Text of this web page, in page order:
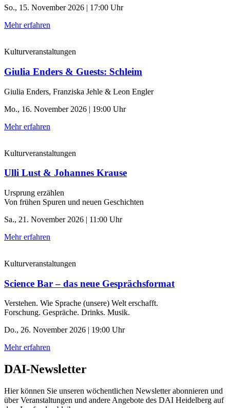
So., 15. November 2026 | 17:00 Uhr
Mehr erfahren
Kulturveranstaltungen
Giulia Enders & Guests: Schleim
Giulia Enders, Franziska Jehle & Leon Engler
Mo., 16. November 2026 | 19:00 Uhr
Mehr erfahren
Kulturveranstaltungen
Ulli Lust & Johannes Krause
Ursprung erzählen
Von frühen Spuren und neuen Geschichten
Sa., 21. November 2026 | 11:00 Uhr
Mehr erfahren
Kulturveranstaltungen
Science Bar – das neue Gesprächsformat
Verstehen. Wie Sprache (unsere) Welt erschafft.
Forschung. Gespräche. Drinks. Musik.
Do., 26. November 2026 | 19:00 Uhr
Mehr erfahren
DAI-Newsletter
Hier können Sie unseren wöchentlichen Newsletter abonnieren und
über Veranstaltungen und andere Angebote des DAI Heidelberg auf